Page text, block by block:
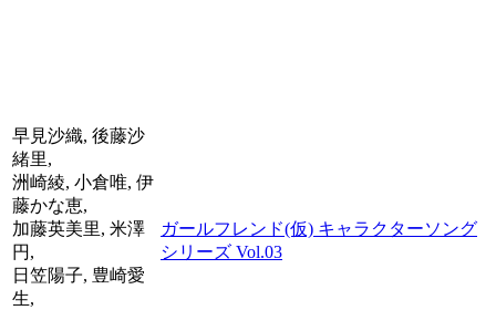
早見沙織, 後藤沙
緒里,
洲崎綾, 小倉唯, 伊
藤かな恵,
加藤英美里, 米澤
円,
日笠陽子, 豊崎愛
生,
ガールフレンド(仮) キャラクターソング
シリーズ Vol.03